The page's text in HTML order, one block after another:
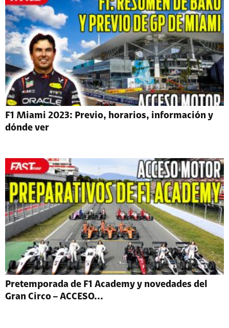
F1 Miami 2023: Previo, horarios, información y
dónde ver
Pretemporada de F1 Academy y novedades del
Gran Circo – ACCESO...